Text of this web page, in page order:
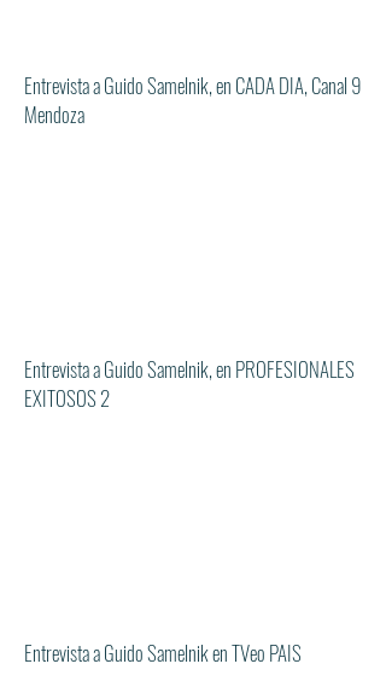
Entrevista a Guido Samelnik, en CADA DIA, Canal 9
Mendoza
Entrevista a Guido Samelnik, en PROFESIONALES
EXITOSOS 2
Entrevista a Guido Samelnik en TVeo PAIS